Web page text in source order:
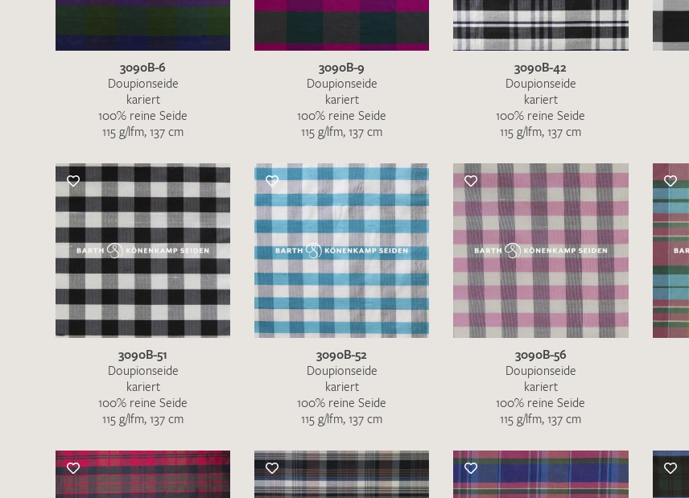
Merkliste /
Es sind bisher keine Produkte auf Ihrer
Merkliste.
Sollten Sie dennoch eine individuelle
Musteranfrage stellen wollen, vermerken
Sie diese bitte im Feld "Anmerkungen".
IHRE KONTAKTDATEN
Leider ist das Kontaktformular zum
schreiben Sie eine E-Mail mit ihren
Wir arbeiten schnellstmöglich an einer
3090B-6
Doupionseide
kariert
100% reine Seide
115 g/lfm, 137 cm
3090B-9
Doupionseide
kariert
100% reine Seide
115 g/lfm, 137 cm
3090B-42
Doupionseide
kariert
100% reine Seide
115 g/lfm, 137 cm
3090B-51
Doupionseide
kariert
100% reine Seide
115 g/lfm, 137 cm
3090B-52
Doupionseide
kariert
100% reine Seide
115 g/lfm, 137 cm
3090B-56
Doupionseide
kariert
100% reine Seide
115 g/lfm, 137 cm